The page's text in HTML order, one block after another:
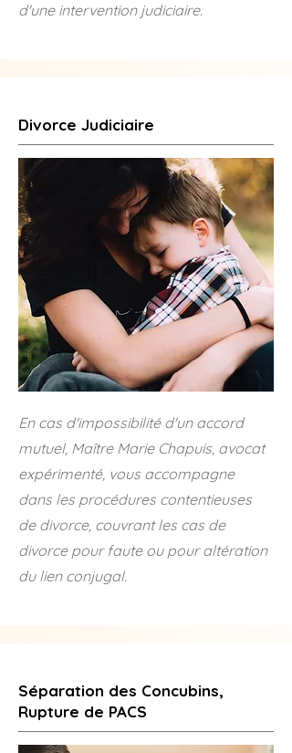
d'une intervention judiciaire.
Divorce Judiciaire
En cas d'impossibilité d'un accord
mutuel, Maître Marie Chapuis, avocat
expérimenté, vous accompagne
dans les procédures contentieuses
de divorce, couvrant les cas de
divorce pour faute ou pour altération
du lien conjugal.
Séparation des Concubins,
Rupture de PACS